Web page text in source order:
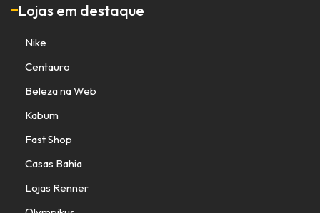
Lojas em destaque
Nike
Centauro
Beleza na Web
Kabum
Fast Shop
Casas Bahia
Lojas Renner